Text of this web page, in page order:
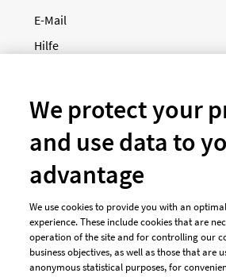
E-Mail
Hilfe
Unsere Zahlungsarten
We protect your
and use data to
advantage
We use cookies to provide you with an
experience. These include cookies that are
operation of the site and for controlling our
business objectives, as well as those that are
anonymous statistical purposes, for